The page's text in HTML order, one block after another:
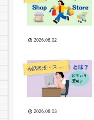
2026.06.02
会話表現・スラング・ことわざ
2026.08.03